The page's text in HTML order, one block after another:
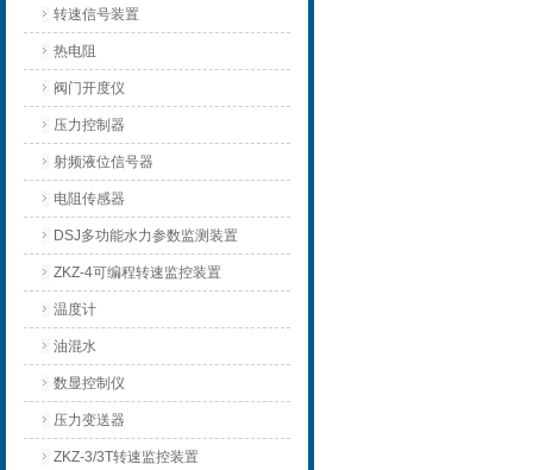
转速信号装置
热电阻
阀门开度仪
压力控制器
射频液位信号器
电阻传感器
DSJ多功能水力参数监测装置
ZKZ-4可编程转速监控装置
温度计
油混水
数显控制仪
压力变送器
ZKZ-3/3T转速监控装置